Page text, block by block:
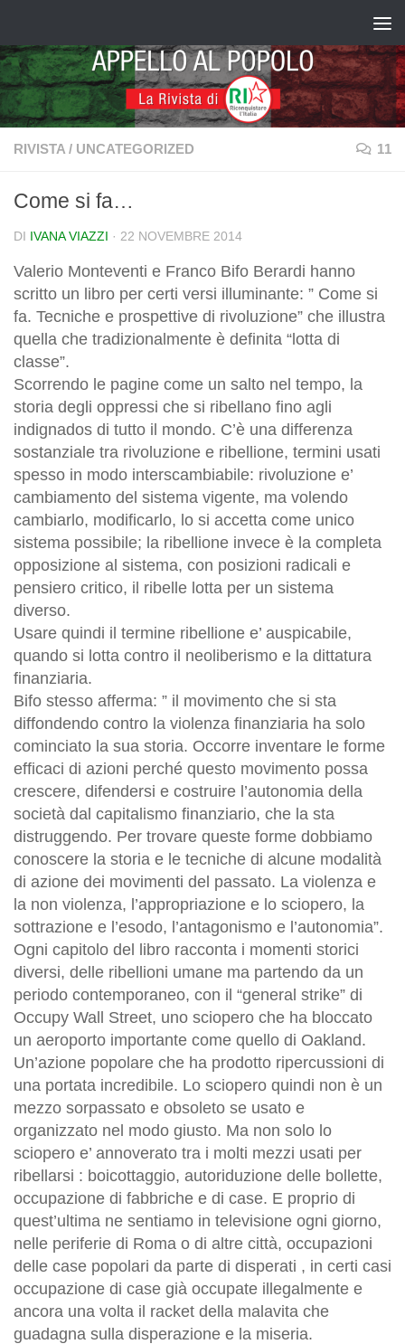
RIVISTA / UNCATEGORIZED 11
Come si fa…
DI IVANA VIAZZI · 22 NOVEMBRE 2014
Valerio Monteventi e Franco Bifo Berardi hanno
scritto un libro per certi versi illuminante: ” Come si
fa. Tecniche e prospettive di rivoluzione” che illustra
quella che tradizionalmente è definita “lotta di
classe”.
Scorrendo le pagine come un salto nel tempo, la
storia degli oppressi che si ribellano fino agli
indignados di tutto il mondo. C’è una differenza
sostanziale tra rivoluzione e ribellione, termini usati
spesso in modo interscambiabile: rivoluzione e’
cambiamento del sistema vigente, ma volendo
cambiarlo, modificarlo, lo si accetta come unico
sistema possibile; la ribellione invece è la completa
opposizione al sistema, con posizioni radicali e
pensiero critico, il ribelle lotta per un sistema
diverso.
Usare quindi il termine ribellione e’ auspicabile,
quando si lotta contro il neoliberismo e la dittatura
finanziaria.
Bifo stesso afferma: ” il movimento che si sta
diffondendo contro la violenza finanziaria ha solo
cominciato la sua storia. Occorre inventare le forme
efficaci di azioni perché questo movimento possa
crescere, difendersi e costruire l’autonomia della
società dal capitalismo finanziario, che la sta
distruggendo. Per trovare queste forme dobbiamo
conoscere la storia e le tecniche di alcune modalità
di azione dei movimenti del passato. La violenza e
la non violenza, l’appropriazione e lo sciopero, la
sottrazione e l’esodo, l’antagonismo e l’autonomia”.
Ogni capitolo del libro racconta i momenti storici
diversi, delle ribellioni umane ma partendo da un
periodo contemporaneo, con il “general strike” di
Occupy Wall Street, uno sciopero che ha bloccato
un aeroporto importante come quello di Oakland.
Un’azione popolare che ha prodotto ripercussioni di
una portata incredibile. Lo sciopero quindi non è un
mezzo sorpassato e obsoleto se usato e
organizzato nel modo giusto. Ma non solo lo
sciopero e’ annoverato tra i molti mezzi usati per
ribellarsi : boicottaggio, autoriduzione delle bollette,
occupazione di fabbriche e di case. E proprio di
quest’ultima ne sentiamo in televisione ogni giorno,
nelle periferie di Roma o di altre città, occupazioni
delle case popolari da parte di disperati , in certi casi
occupazione di case già occupate illegalmente e
ancora una volta il racket della malavita che
guadagna sulla disperazione e la miseria.